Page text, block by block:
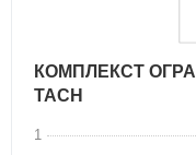
КОМПЛЕКСТ
TACH
1